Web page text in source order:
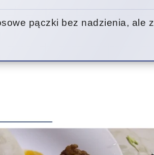
pączki bez nadzienia, ale z